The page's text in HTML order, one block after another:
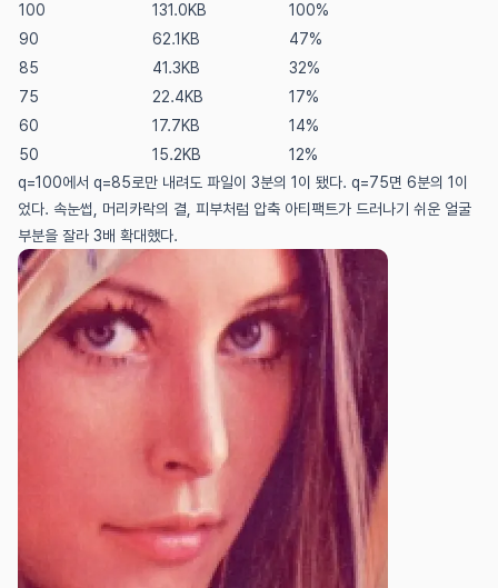
100
131.0KB
100%
90
62.1KB
47%
85
41.3KB
32%
75
22.4KB
17%
60
17.7KB
14%
50
15.2KB
12%
q=100에서 q=85로만 내려도 파일이 3분의 1이 됐다. q=75면 6분의 1이
었다. 속눈썹, 머리카락의 결, 피부처럼 압축 아티팩트가 드러나기 쉬운 얼굴
부분을 잘라 3배 확대했다.